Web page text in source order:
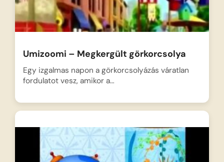
Umizoomi – Megkergült görkorcsolya
Egy izgalmas napon a görkorcsolyázás váratlan
fordulatot vesz, amikor a…